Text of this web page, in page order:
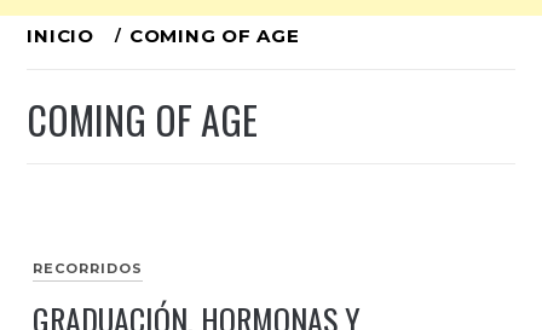
Ir
contenido
INICIO COMING OF AGE
COMING OF AGE
RECORRIDOS
GRADUACIÓN, HORMONAS Y